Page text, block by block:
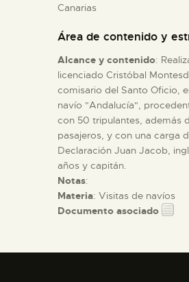
ESPAÑOL
Canarias
Área de contenido y
Alcance y contenido:
licenciado Cristóbal
comisario del Santo Oficio,
navío "Andalucía",
con 50 tripulantes, además
pasajeros, y con una carga
Declaración Juan Jacob,
años y capitán.
Notas:
Materia: Visitas de navíos
Documento asociado